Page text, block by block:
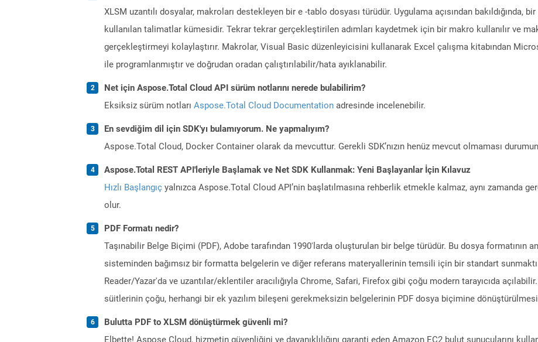
XLSM uzantılı dosyalar, makroları destekleyen bir e -tablo dosyası türüdür. Uygulama açısından
kullanılan talimatlar kümesidir. Tekrar tekrar gerçekleştirilen adımları kaydetmek için bir makro kullanılır ve
gerçekleştirmeyi kolaylaştırır. Makrolar, Visual Basic düzenleyicisini kullanarak Excel çalışma kitabından
ile programlanmıştır ve doğrudan oradan çalıştırılabilir/hata ayıklanabilir.
Net için Aspose.Total Cloud API sürüm notlarını nerede bulabilirim?
Eksiksiz sürüm notları Aspose.Total Cloud Documentation adresinde incelenebilir.
En sevdiğim dil için SDK'yı bulamıyorum. Ne yapmalıyım?
Aspose.Total Cloud, Docker Container olarak da mevcuttur. Gerekli SDK’nızın henüz mevcut olmaması
Aspose.Total REST API'leriyle Başlamak ve Net SDK Kullanmak: Yeni Başlayanlar İçin Kılavuz
Hızlı Başlangıç yalnızca Aspose.Total Cloud API’nin başlatılmasına rehberlik etmekle kalmaz, aynı zamanda
olur.
PDF Formatı nedir?
Taşınabilir Belge Biçimi (PDF), Adobe tarafından 1990'larda oluşturulan bir belge türüdür. Bu dosya formatının
sisteminden bağımsız bir formatta belgelerin ve diğer referans materyallerinin temsili için bir standart
Reader/Yazar'da ve uzantılar/eklentiler aracılığıyla Chrome, Safari, Firefox gibi çoğu modern tarayıcıda
süitlerinin çoğu, herhangi bir ek yazılım bileşeni gerekmeksizin belgelerinin PDF dosya biçimine
Bulutta PDF to XLSM dönüştürmek güvenli mi?
Elbette! Aspose Cloud, hizmetin güvenliğini ve dayanıklılığını garanti eden Amazon EC2 bulut sunucularını